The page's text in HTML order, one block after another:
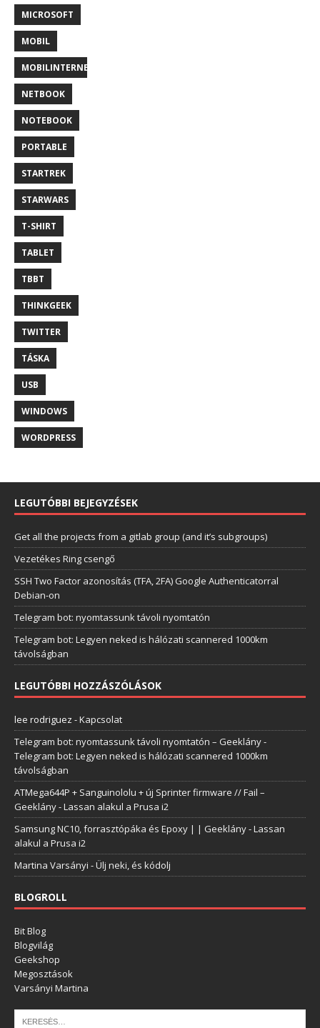
MICROSOFT
MOBIL
MOBILINTERNET
NETBOOK
NOTEBOOK
PORTABLE
STARTREK
STARWARS
T-SHIRT
TABLET
TBBT
THINKGEEK
TWITTER
TÁSKA
USB
WINDOWS
WORDPRESS
LEGUTÓBBI BEJEGYZÉSEK
Get all the projects from a gitlab group (and it’s subgroups)
Vezetékes Ring csengő
SSH Two Factor azonosítás (TFA, 2FA) Google Authenticatorral
Debian-on
Telegram bot: nyomtassunk távoli nyomtatón
Telegram bot: Legyen neked is hálózati scannered 1000km
távolságban
LEGUTÓBBI HOZZÁSZÓLÁSOK
lee rodriguez -Kapcsolat
Telegram bot: nyomtassunk távoli nyomtatón – Geeklány-
Telegram bot: Legyen neked is hálózati scannered 1000km
távolságban
ATMega644P + Sanguinololu + új Sprinter firmware // Fail –
Geeklány-Lassan alakul a Prusa i2
Samsung NC10, forrasztópáka és Epoxy | | Geeklány-Lassan
alakul a Prusa i2
Martina Varsányi -Ülj neki, és kódolj
BLOGROLL
Bit Blog
Blogvilág
Geekshop
Megosztások
Varsányi Martina